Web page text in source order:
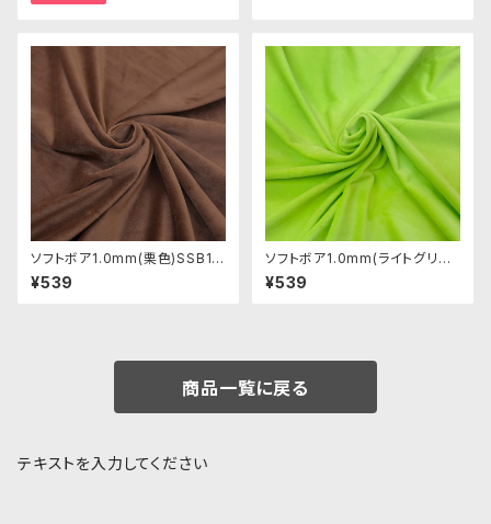
ソフトボア1.0mm(栗色)SSB13
2 ぬいぐるみ用短毛ボア生地 2
0cm
¥539
ソフトボア1.0mm(ライトグリー
ン)SSB125 ぬいぐるみ用短毛
ボア生地 20cm
¥539
商品一覧に戻る
テキストを入力してください